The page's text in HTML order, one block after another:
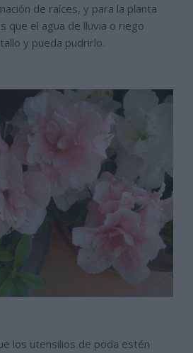
de raíces, y para la planta
que el agua de lluvia o riego
y pueda pudrirlo.
los utensilios de poda estén